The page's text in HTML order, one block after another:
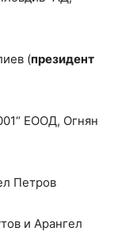
(президент
ЕООД, Огнян
Петров
и Арангел